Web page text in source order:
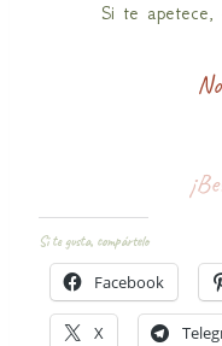
Si te apetece,
Si te gusta, compártelo
Facebook
X